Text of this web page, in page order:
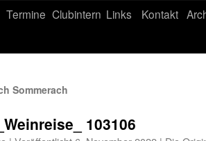
Termine Clubintern Links Kontakt
Sommerach
103106